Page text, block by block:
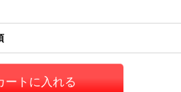
ートに入れる